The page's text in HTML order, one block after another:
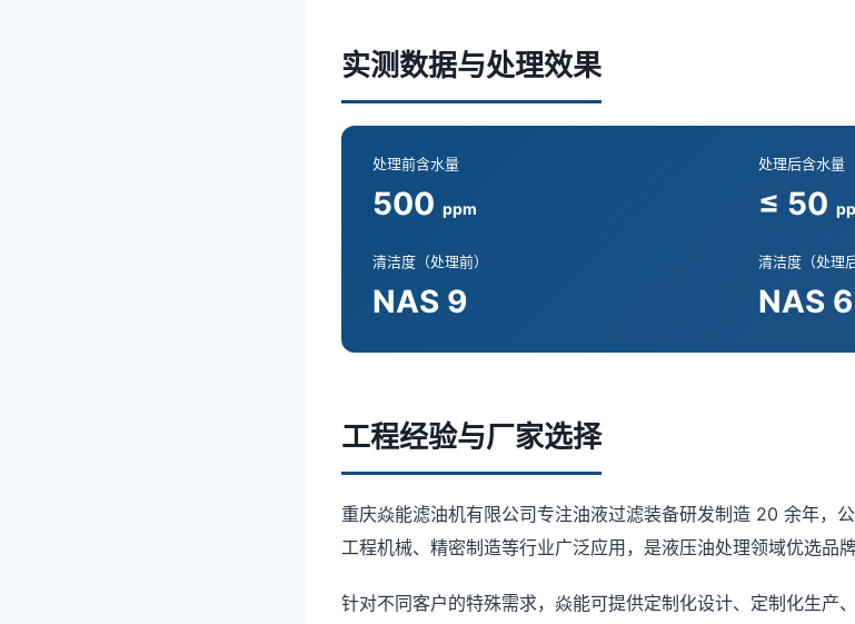
实测数据与处理效果
处理前含水量
500 ppm
处理后含水量
≤ 50
清洁度（处理前）
NAS 9
清洁度（处理后
NAS 6
工程经验与厂家选择
重庆焱能滤油机有限公司专注油液过滤装备研发制造 20 余年，
工程机械、精密制造等行业广泛应用，是液压油处理领域优选品牌
针对不同客户的特殊需求，焱能可提供定制化设计、定制化生产